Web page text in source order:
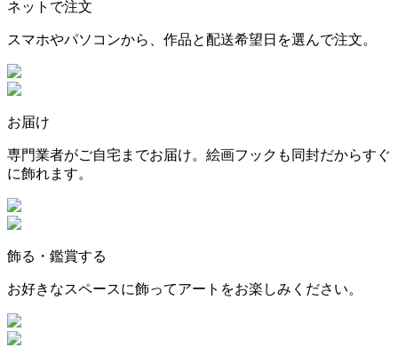
ネットで注文
スマホやパソコンから、作品と配送希望日を選んで注文。
お届け
専門業者がご自宅までお届け。絵画フックも同封だからすぐ
に飾れます。
飾る・鑑賞する
お好きなスペースに飾ってアートをお楽しみください。